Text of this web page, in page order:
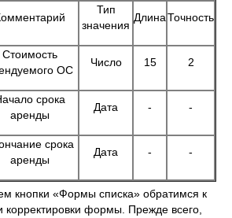
Тип
значения
ДлинаТочность
Стоимость
ОС
Число 15 2
срока
аренды
Дата - -
срока
аренды
Дата - -
кнопки «Формы списка» обратимся к
формы. Прежде всего,